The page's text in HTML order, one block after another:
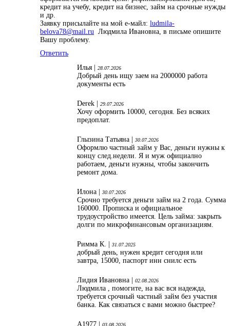
кредит на учебу, кредит на бизнес, займ на срочные нужды
и др.
Заявку присылайте на мой е-майл: ludmila-
belova78@mail.ru Людмила Ивановна, в письме опишите
Вашу проблему.
Ответить
Илья |
28.07.2026
Добрый день ищу заем на 2000000 работа
документы есть
Derek | 29.07.2026
Хочу оформить 10000, сегодня. Без всяких
предоплат.
Глызина Татьяна | 30.07.2026
Оформлю частный займ у Вас, деньги нужны к
концу след.недели. Я и муж официално
работаем, деньги нужны, чтобы закончить
ремонт дома.
Илона | 30.07.2026
Срочно требуется деньги займ на 2 года. Сумма
160000. Прописка и официальное
трудоустройство имеется. Цель займа: закрыть
долги по микрофинансовым организациям.
Римма К. | 31.07.2025
добрый день, нужен кредит сегодня или
завтра, 15000, паспорт инн снилс есть
Лидия Ивановна | 02.08.2026
Людмила , помогите, на вас вся надежда,
требуется срочный частный займ без участия
банка. Как связаться с вами можно быстрее?
А1977 | 03.08.2026